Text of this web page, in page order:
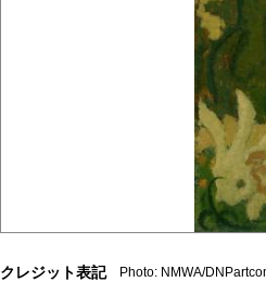
クレジット表記 Photo: NMWA/